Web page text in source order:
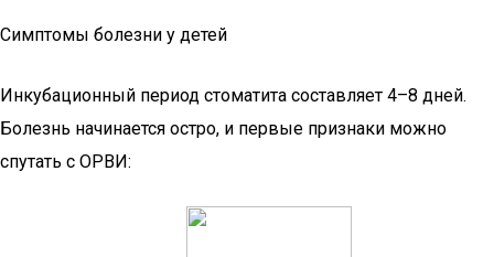
Симптомы болезни у детей
Инкубационный период стоматита составляет 4–8 дней.
Болезнь начинается остро, и первые признаки можно
спутать с ОРВИ: